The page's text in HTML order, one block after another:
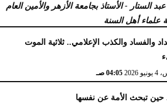
الستار - الأستاذ بجامعة الأزهر والأمين العام
علماء أهل السنة
والفساد والكذب الإعلامي.. ثلاثية الموت
2026 04:05 صـ
حين تبحث الأمة عن نفسها